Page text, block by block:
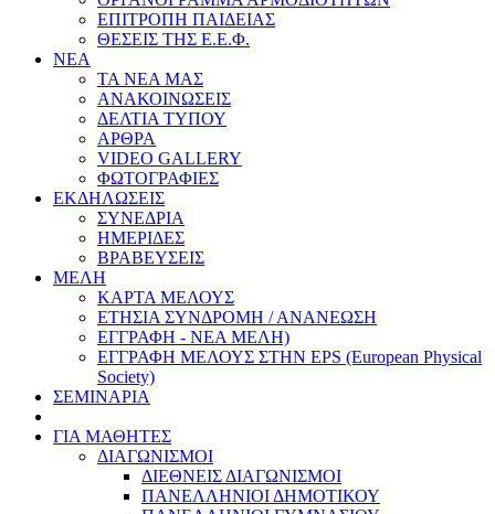
ΕΠΙΤΡΟΠΗ ΠΑΙΔΕΙΑΣ
ΘΕΣΕΙΣ ΤΗΣ Ε.Ε.Φ.
ΝΕΑ
ΤΑ ΝΕΑ ΜΑΣ
ΑΝΑΚΟΙΝΩΣΕΙΣ
ΔΕΛΤΙΑ ΤΥΠΟΥ
ΑΡΘΡΑ
VIDEO GALLERY
ΦΩΤΟΓΡΑΦΙΕΣ
ΕΚΔΗΛΩΣΕΙΣ
ΣΥΝΕΔΡΙΑ
ΗΜΕΡΙΔΕΣ
ΒΡΑΒΕΥΣΕΙΣ
ΜΕΛΗ
ΚΑΡΤΑ ΜΕΛΟΥΣ
ΕΤΗΣΙΑ ΣΥΝΔΡΟΜΗ / ΑΝΑΝΕΩΣΗ
ΕΓΓΡΑΦΗ - ΝΕΑ ΜΕΛΗ)
ΕΓΓΡΑΦΗ ΜΕΛΟΥΣ ΣΤΗΝ EPS (European Physical
Society)
ΣΕΜΙΝΑΡΙΑ
ΓΙΑ ΜΑΘΗΤΕΣ
ΔΙΑΓΩΝΙΣΜΟΙ
ΔΙΕΘΝΕΙΣ ΔΙΑΓΩΝΙΣΜΟΙ
ΠΑΝΕΛΛΗΝΙΟΙ ΔΗΜΟΤΙΚΟΥ